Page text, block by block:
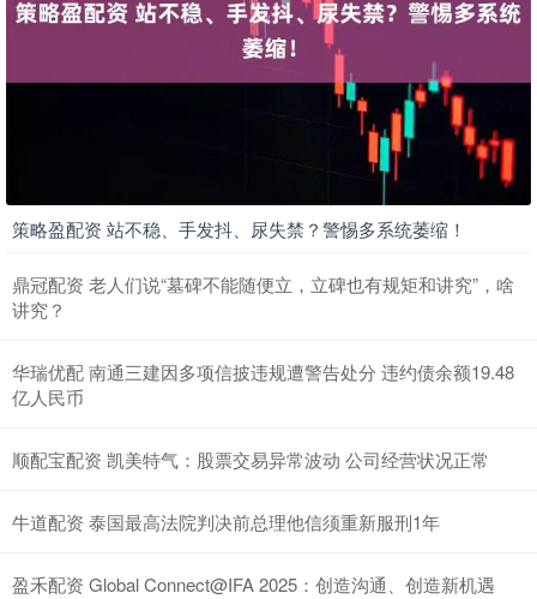
策略盈配资 站不稳、手发抖、尿失禁？警惕多系统萎缩！
鼎冠配资 老人们说“墓碑不能随便立，立碑也有规矩和讲究”，啥
讲究？
华瑞优配 南通三建因多项信披违规遭警告处分 违约债余额19.48
亿人民币
顺配宝配资 凯美特气：股票交易异常波动 公司经营状况正常
牛道配资 泰国最高法院判决前总理他信须重新服刑1年
盈禾配资 Global Connect@IFA 2025：创造沟通、创造新机遇